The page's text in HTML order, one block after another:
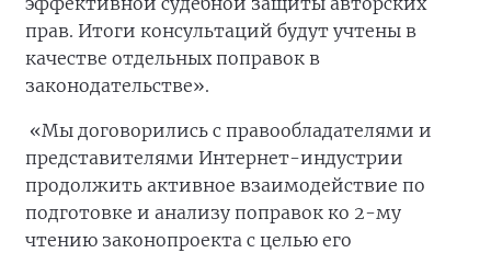
прав. Итоги консультаций будут учтены в
качестве отдельных поправок в
законодательстве».
«Мы договорились с правообладателями и
представителями Интернет-индустрии
продолжить активное взаимодействие по
подготовке и анализу поправок ко 2-му
чтению законопроекта с целью его